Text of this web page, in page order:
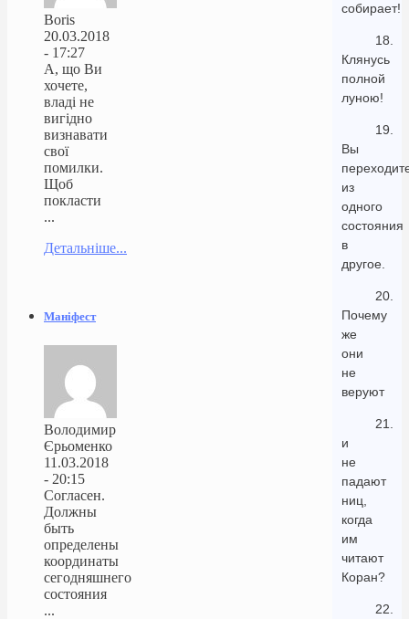
собирает!
18.
Клянусь
полной
луною!
19.
Вы
из
одного
состояния
в
другое.
20.
Почему
же
они
не
веруют
21.
и
не
падают
ниц,
когда
им
читают
Коран?
22.
Boris
20.03.2018
- 17:27
А, що Ви
хочете,
владі не
вигідно
визнавати
свої
помилки.
Щоб
покласти
...
Детальніше...
Маніфест
Володимир
Єрьоменко
11.03.2018
- 20:15
Согласен.
Должны
быть
определены
координаты
сегодняшнего
состояния
...